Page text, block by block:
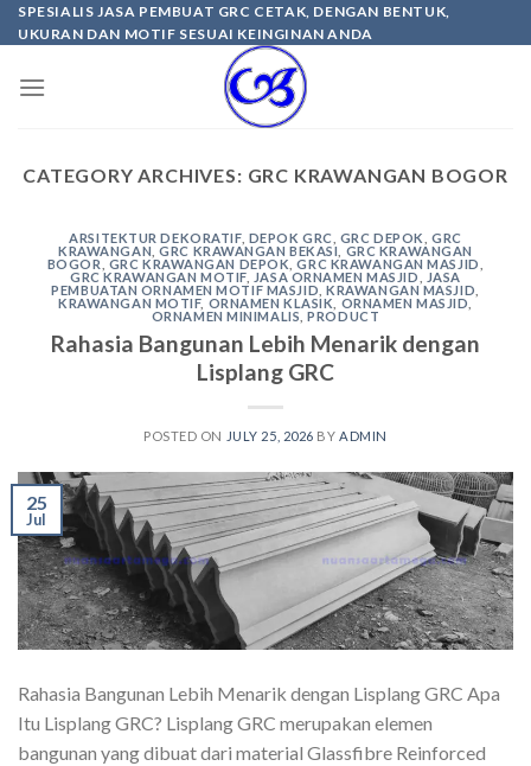
Skip
to
SPESIALIS JASA PEMBUAT GRC CETAK, DENGAN BENTUK,
UKURAN DAN MOTIF SESUAI KEINGINAN ANDA
CATEGORY ARCHIVES: GRC KRAWANGAN BOGOR
ARSITEKTUR DEKORATIF, DEPOK GRC GRC DEPOK
GRC
KRAWANGAN ,GRC KRAWANGAN BEKASI
GRC KRAWANGAN
BOGOR
GRC KRAWANGAN DEPOK ,GRC KRAWANGAN MASJID
GRC KRAWANGAN MOTIF, JASA ORNAMEN MASJID
JASA
PEMBUATAN ORNAMEN MOTIF MASJID ,KRAWANGAN MASJID
KRAWANGAN MOTIF, ORNAMEN KLASIK ORNAMEN MASJID
ORNAMEN MINIMALIS ,PRODUCT
Rahasia Bangunan Lebih Menarik dengan
Lisplang GRC
POSTED ON JULY 25, 2026 BY ADMIN
25
Jul
Rahasia Bangunan Lebih Menarik dengan Lisplang GRC Apa
Itu Lisplang GRC? Lisplang GRC merupakan elemen
bangunan yang dibuat dari material Glassfibre Reinforced